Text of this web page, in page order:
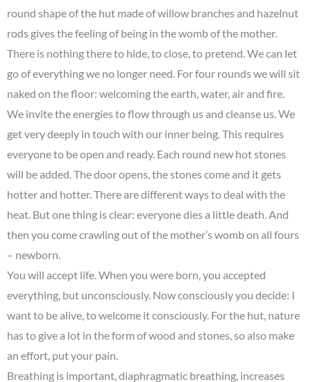
round shape of the hut made of willow branches and hazelnut
rods gives the feeling of being in the womb of the mother.
There is nothing there to hide, to close, to pretend. We can let
go of everything we no longer need. For four rounds we will sit
naked on the floor: welcoming the earth, water, air and fire.
We invite the energies to flow through us and cleanse us. We
get very deeply in touch with our inner being. This requires
everyone to be open and ready. Each round new hot stones
will be added. The door opens, the stones come and it gets
hotter and hotter. There are different ways to deal with the
heat. But one thing is clear: everyone dies a little death. And
then you come crawling out of the mother’s womb on all fours
– newborn.
You will accept life. When you were born, you accepted
everything, but unconsciously. Now consciously you decide: I
want to be alive, to welcome it consciously. For the hut, nature
has to give a lot in the form of wood and stones, so also make
an effort, put your pain.
Breathing is important, diaphragmatic breathing, increases